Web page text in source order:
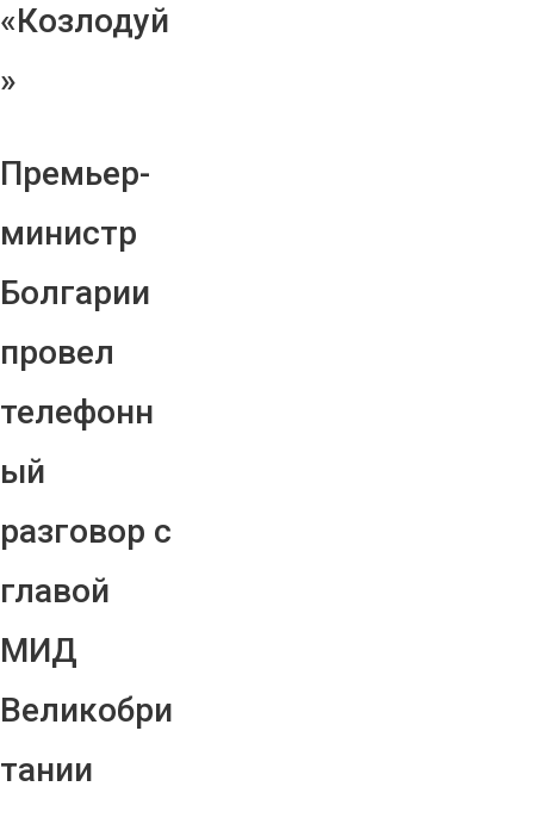
«Козлодуй
»
Премьер-
министр
Болгарии
провел
телефонн
ый
разговор с
главой
МИД
Великобри
тании